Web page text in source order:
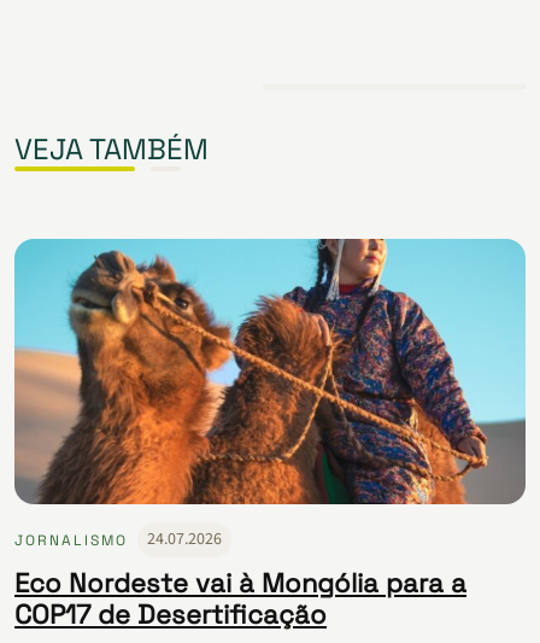
VEJA TAMBÉM
JORNALISMO 24.07.2026
Eco Nordeste vai à Mongólia para a
COP17 de Desertificação